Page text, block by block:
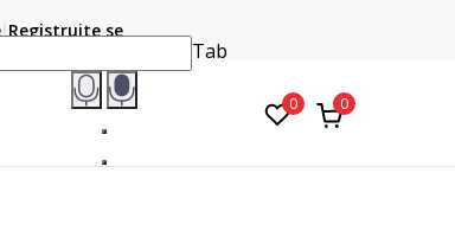
online i preuzmite u prodavnici po vašem
Registrujte se
Tab
0 0